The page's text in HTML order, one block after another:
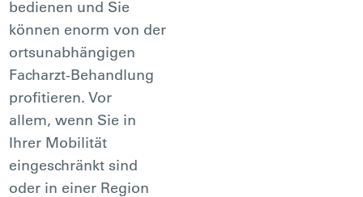
bedienen und Sie
können enorm von der
ortsunabhängigen
Facharzt-Behandlung
profitieren. Vor
allem, wenn Sie in
Ihrer Mobilität
eingeschränkt sind
oder in einer Region